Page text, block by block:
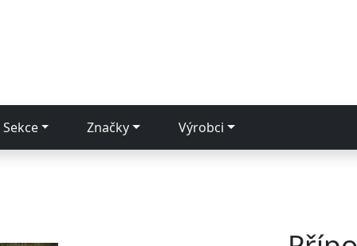
Sekce Značky Výrobci